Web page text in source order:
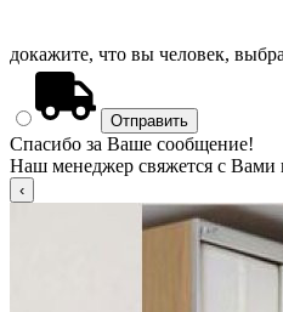
докажите, что вы человек,
Спасибо за Ваше сообщение!
Наш менеджер свяжется с Вами